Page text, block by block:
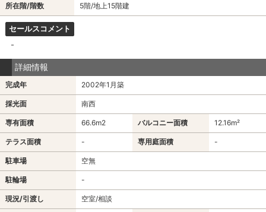
所在階/階数 5階/地上15階建
セールスコメント
-
詳細情報
完成年 2002年1月築
採光面 南西
専有面積 66.6m2 バルコニー面積 12.16m²
テラス面積 - 専用庭面積 -
駐車場 空無
駐輪場 -
現況/引渡し 空室/相談